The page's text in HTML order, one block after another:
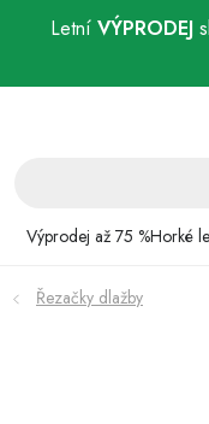
Letní VÝPRODEJ
Výprodej až 75 %Horké
Bazénová
Zahrada
Řezačky dlažby